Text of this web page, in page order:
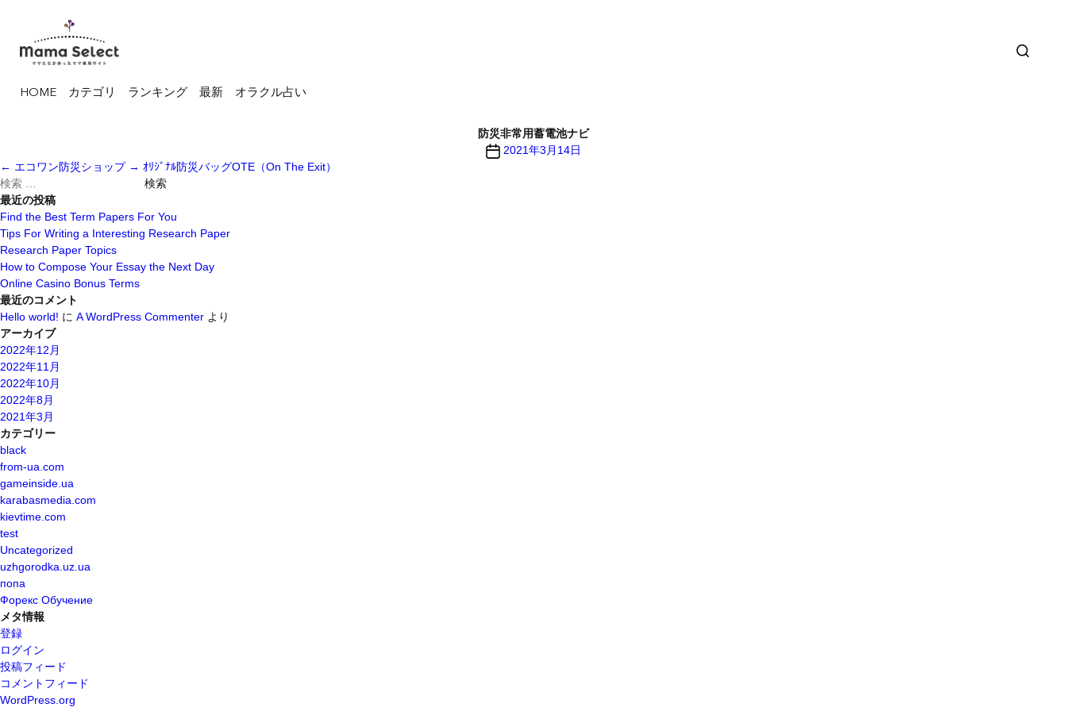
HOME カテゴリ ランキング 最新 オラクル占い
防災非常用蓄電池ナビ
投 2021年3月14日
← エコワン防災ショップ → ｵﾘｼﾞﾅﾙ防災バッグOTE（On The Exit）
検
索
対
象:
最近の投稿
Find the Best Term Papers For You
Tips For Writing a Interesting Research Paper
Research Paper Topics
How to Compose Your Essay the Next Day
Online Casino Bonus Terms
最近のコメント
Hello world! に A WordPress Commenter より
アーカイブ
2022年12月
2022年11月
2022年10月
2022年8月
2021年3月
カテゴリー
black
from-ua.com
gameinside.ua
karabasmedia.com
kievtime.com
test
Uncategorized
uzhgorodka.uz.ua
попа
Форекс Обучение
メタ情報
登録
ログイン
投稿フィード
コメントフィード
WordPress.org